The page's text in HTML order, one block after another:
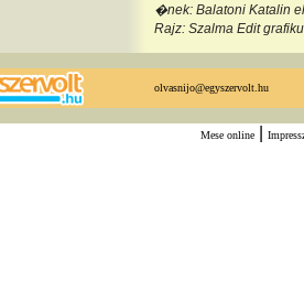
�nek: Balatoni Katalin
Rajz: Szalma Edit
olvasnijo@egyszervolt.hu
Mese online|